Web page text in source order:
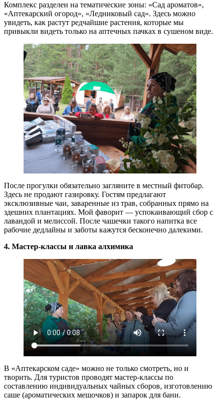
Комплекс разделен на тематические зоны: «Сад ароматов»,
«Аптекарский огород», «Ледниковый сад». Здесь можно
увидеть, как растут редчайшие растения, которые мы
привыкли видеть только на аптечных пачках в сушеном виде.
После прогулки обязательно загляните в местный фитобар.
Здесь не продают газировку. Гостям предлагают
эксклюзивные чаи, заваренные из трав, собранных прямо на
здешних плантациях. Мой фаворит — успокаивающий сбор с
лавандой и мелиссой. После чашечки такого напитка все
рабочие дедлайны и заботы кажутся бесконечно далекими.
4. Мастер-классы и лавка алхимика
В «Аптекарском саде» можно не только смотреть, но и
творить. Для туристов проводят мастер-классы по
составлению индивидуальных чайных сборов, изготовлению
саше (ароматических мешочков) и запарок для бани.